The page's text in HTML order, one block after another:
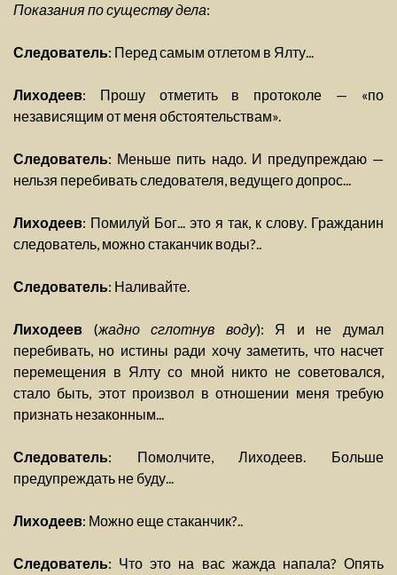
Показания по существу дела:
Следователь: Перед самым отлетом в Ялту...
Лиходеев: Прошу отметить в протоколе — «по
независящим от меня обстоятельствам».
Следователь: Меньше пить надо. И предупреждаю —
нельзя перебивать следователя, ведущего допрос...
Лиходеев: Помилуй Бог... это я так, к слову. Гражданин
следователь, можно стаканчик воды?..
Следователь: Наливайте.
Лиходеев (жадно сглотнув воду): Я и не думал
перебивать, но истины ради хочу заметить, что насчет
перемещения в Ялту со мной никто не советовался,
стало быть, этот произвол в отношении меня требую
признать незаконным...
Следователь: Помолчите, Лиходеев. Больше
предупреждать не буду...
Лиходеев: Можно еще стаканчик?..
Следователь: Что это на вас жажда напала? Опять